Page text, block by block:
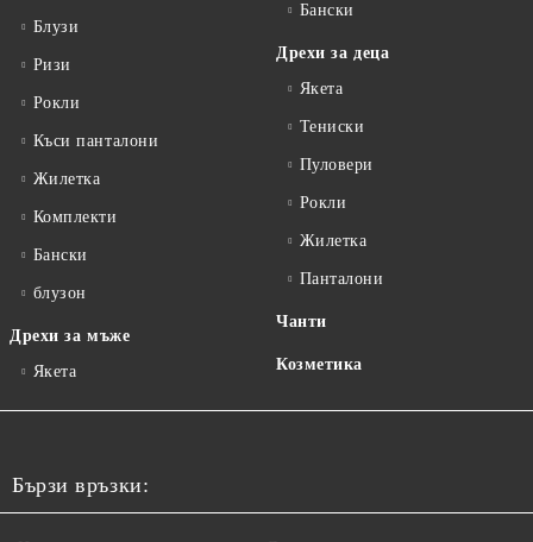
Блузи
Ризи
Рокли
Къси панталони
Жилетка
Комплекти
Бански
блузон
Дрехи за мъже
Якета
Бански
Дрехи за деца
Якета
Тениски
Пуловери
Рокли
Жилетка
Панталони
Чанти
Козметика
Бързи връзки: